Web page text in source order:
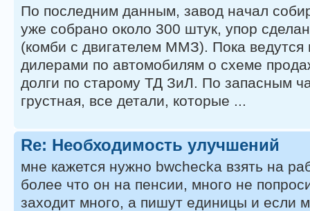
По последним данным, завод начал
уже собрано около 300 штук, упор
(комби с двигателем ММЗ). Пока ведутся
дилерами по автомобилям о схеме
долги по старому ТД ЗиЛ. По запасным
грустная, все детали, которые ...
Re: Необходимость улучшений
мне кажется нужно bwcheckа взять на
более что он на пенсии, много не
заходит много, а пишут единицы и если